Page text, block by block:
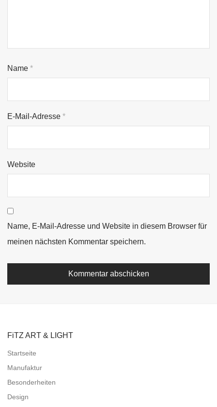
Name *
E-Mail-Adresse *
Website
Name, E-Mail-Adresse und Website in diesem Browser für
meinen nächsten Kommentar speichern.
FiTZ ART & LIGHT
Startseite
Manufaktur
Besonderheiten
Design